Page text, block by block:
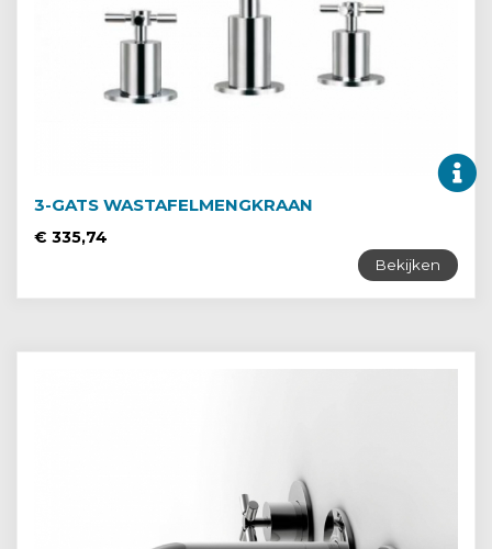
3-GATS WASTAFELMENGKRAAN
€ 335,74
Bekijken